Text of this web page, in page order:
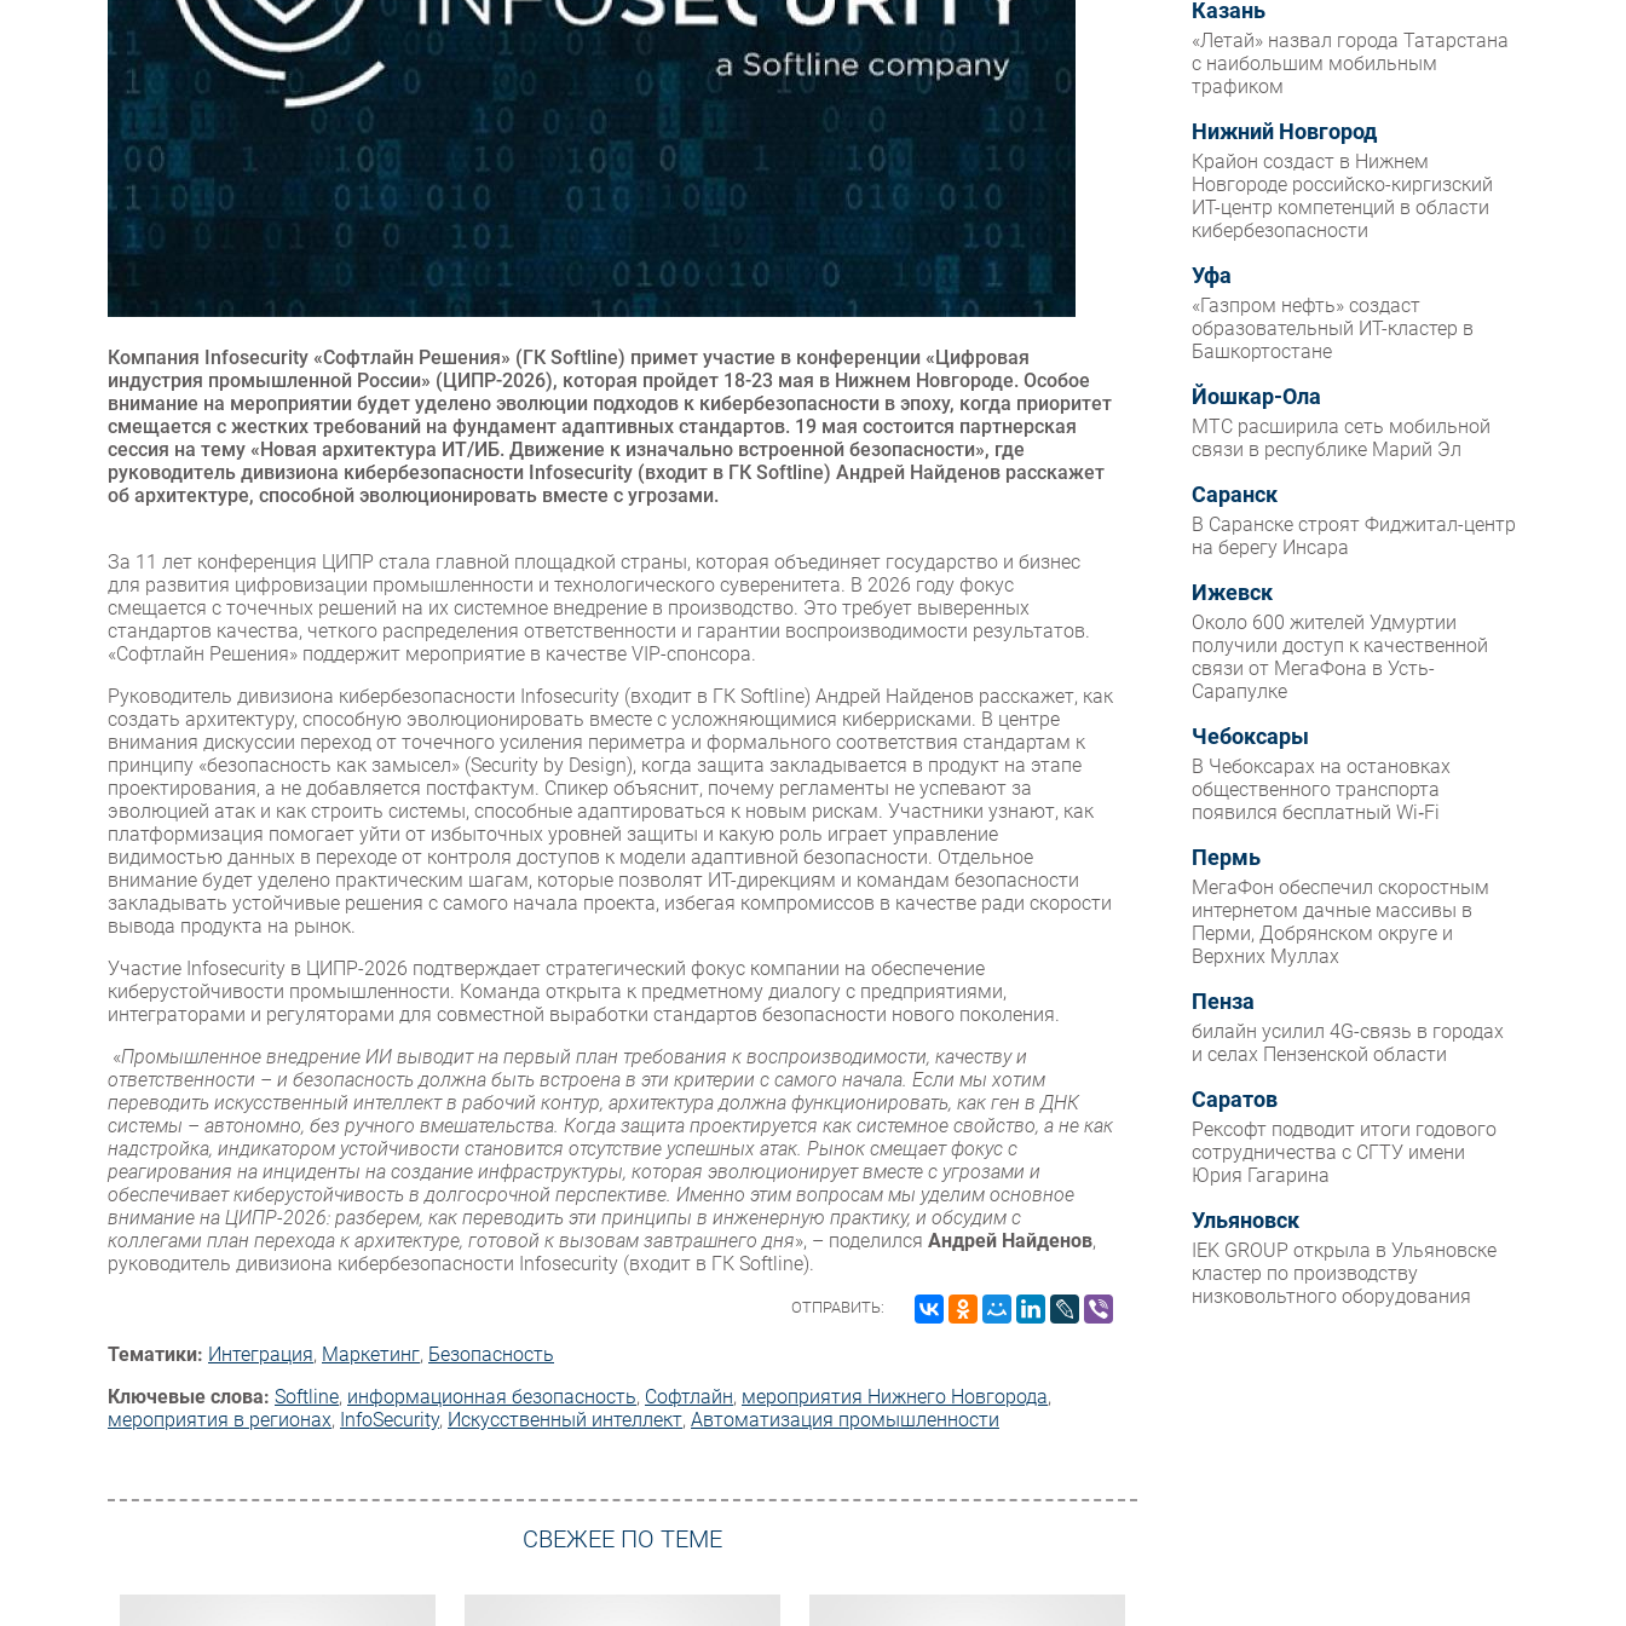
Компания Infosecurity «Софтлайн Решения» (ГК Softline) примет участие в конференции «Цифровая
индустрия промышленной России» (ЦИПР-2026), которая пройдет 18-23 мая в Нижнем Новгороде. Особое
внимание на мероприятии будет уделено эволюции подходов к кибербезопасности в эпоху, когда приоритет
смещается с жестких требований на фундамент адаптивных стандартов. 19 мая состоится партнерская
сессия на тему «Новая архитектура ИТ/ИБ. Движение к изначально встроенной безопасности», где
руководитель дивизиона кибербезопасности Infosecurity (входит в ГК Softline) Андрей Найденов расскажет
об архитектуре, способной эволюционировать вместе с угрозами.
За 11 лет конференция ЦИПР стала главной площадкой страны, которая объединяет государство и бизнес
для развития цифровизации промышленности и технологического суверенитета. В 2026 году фокус
смещается с точечных решений на их системное внедрение в производство. Это требует выверенных
стандартов качества, четкого распределения ответственности и гарантии воспроизводимости результатов.
«Софтлайн Решения» поддержит мероприятие в качестве VIP-спонсора.
Руководитель дивизиона кибербезопасности Infosecurity (входит в ГК Softline) Андрей Найденов расскажет, как
создать архитектуру, способную эволюционировать вместе с усложняющимися киберрисками. В центре
внимания дискуссии переход от точечного усиления периметра и формального соответствия стандартам к
принципу «безопасность как замысел» (Security by Design), когда защита закладывается в продукт на этапе
проектирования, а не добавляется постфактум. Спикер объяснит, почему регламенты не успевают за
эволюцией атак и как строить системы, способные адаптироваться к новым рискам. Участники узнают, как
платформизация помогает уйти от избыточных уровней защиты и какую роль играет управление
видимостью данных в переходе от контроля доступов к модели адаптивной безопасности. Отдельное
внимание будет уделено практическим шагам, которые позволят ИТ-дирекциям и командам безопасности
закладывать устойчивые решения с самого начала проекта, избегая компромиссов в качестве ради скорости
вывода продукта на рынок.
Участие Infosecurity в ЦИПР-2026 подтверждает стратегический фокус компании на обеспечение
киберустойчивости промышленности. Команда открыта к предметному диалогу с предприятиями,
интеграторами и регуляторами для совместной выработки стандартов безопасности нового поколения.
«Промышленное внедрение ИИ выводит на первый план требования к воспроизводимости, качеству и
ответственности – и безопасность должна быть встроена в эти критерии с самого начала. Если мы хотим
переводить искусственный интеллект в рабочий контур, архитектура должна функционировать, как ген в ДНК
системы – автономно, без ручного вмешательства. Когда защита проектируется как системное свойство, а не как
надстройка, индикатором устойчивости становится отсутствие успешных атак. Рынок смещает фокус с
реагирования на инциденты на создание инфраструктуры, которая эволюционирует вместе с угрозами и
обеспечивает киберустойчивость в долгосрочной перспективе. Именно этим вопросам мы уделим основное
внимание на ЦИПР-2026: разберем, как переводить эти принципы в инженерную практику, и обсудим с
коллегами план перехода к архитектуре, готовой к вызовам завтрашнего дня», – поделился Андрей Найденов,
руководитель дивизиона кибербезопасности Infosecurity (входит в ГК Softline).
ОТПРАВИТЬ:
Тематики: Интеграция, Маркетинг, Безопасность
Ключевые слова: Softline, информационная безопасность, Софтлайн, мероприятия Нижнего Новгорода,
мероприятия в регионах, InfoSecurity, Искусственный интеллект, Автоматизация промышленности
СВЕЖЕЕ ПО ТЕМЕ
Казань
«Летай» назвал города Татарстана
с наибольшим мобильным
трафиком
Нижний Новгород
Крайон создаст в Нижнем
Новгороде российско-киргизский
ИТ-центр компетенций в области
кибербезопасности
Уфа
«Газпром нефть» создаст
образовательный ИТ-кластер в
Башкортостане
Йошкар-Ола
МТС расширила сеть мобильной
связи в республике Марий Эл
Саранск
В Саранске строят Фиджитал-центр
на берегу Инсара
Ижевск
Около 600 жителей Удмуртии
получили доступ к качественной
связи от МегаФона в Усть-
Сарапулке
Чебоксары
В Чебоксарах на остановках
общественного транспорта
появился бесплатный Wi‑Fi
Пермь
МегаФон обеспечил скоростным
интернетом дачные массивы в
Перми, Добрянском округе и
Верхних Муллах
Пенза
билайн усилил 4G-связь в городах
и селах Пензенской области
Саратов
Рексофт подводит итоги годового
сотрудничества с СГТУ имени
Юрия Гагарина
Ульяновск
IEK GROUP открыла в Ульяновске
кластер по производству
низковольтного оборудования